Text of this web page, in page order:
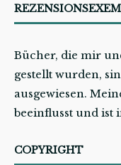
Bücher, die mir
gestellt wurden,
ausgewiesen.
beeinflusst und ist
COPYRIGHT